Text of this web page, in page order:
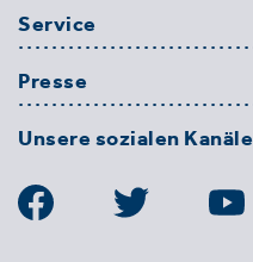
Service
Presse
Unsere sozialen Kanäle